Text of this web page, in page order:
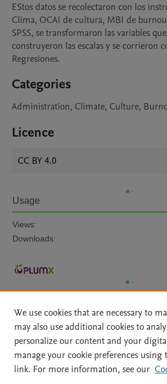
EStos datos se recolectaron con los
Clima, OCAI de cultura, MBI de
SPSS, se transformaron las variables
construyeron las escalas y se corrieron
Regresiones.
Categories
Administration, Climate, Culture,
Licence
CC BY 4.0
Usage
Views:
Downloads:
Home | About | Accessibility Statement
File Formats
| API Docs | OAI |
We use cookies that are necessary to
may also use additional cookies to
personalize our content and your
manage your cookie preferences using
link. For more information, see our